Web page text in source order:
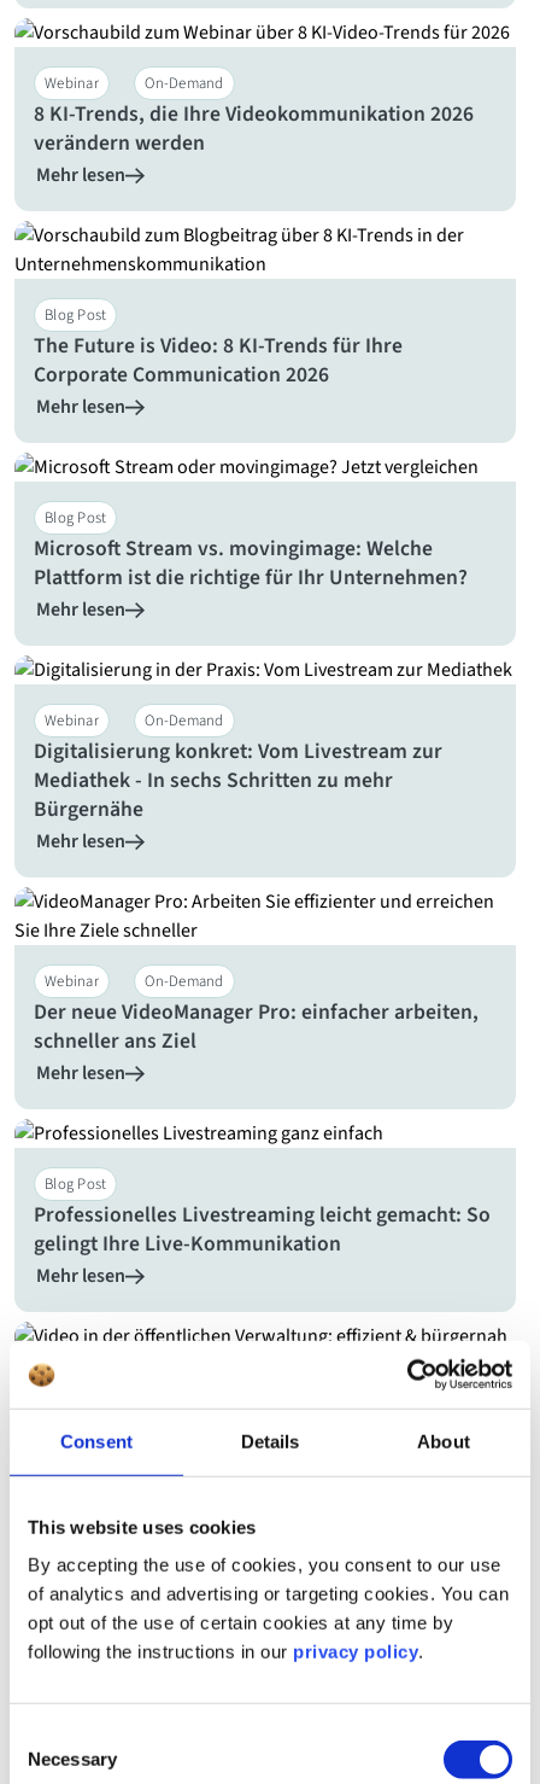
Consent Details About
This website uses cookies
By accepting the use of cookies, you consent to our use
of analytics and advertising or targeting cookies. You can
opt out of the use of certain cookies at any time by
following the instructions in our privacy policy.
Selection
Necessary
Webinar On-Demand
8 KI-Trends, die Ihre Videokommunikation 2026
verändern werden
Mehr lesen
Blog Post
The Future is Video: 8 KI-Trends für Ihre
Corporate Communication 2026
Mehr lesen
Blog Post
Microsoft Stream vs. movingimage: Welche
Plattform ist die richtige für Ihr Unternehmen?
Mehr lesen
Webinar On-Demand
Digitalisierung konkret: Vom Livestream zur
Mediathek - In sechs Schritten zu mehr
Bürgernähe
Mehr lesen
Webinar On-Demand
Der neue VideoManager Pro: einfacher arbeiten,
schneller ans Ziel
Mehr lesen
Blog Post
Professionelles Livestreaming leicht gemacht: So
gelingt Ihre Live-Kommunikation
Mehr lesen
Blog Post
Video in der Verwaltung: schneller Einstieg, klare
Use Cases, reibungsloser Workflow
Mehr lesen
Blog Post
Videoplattformen konsolidieren: So schaffen Sie
Effizienz und Übersicht